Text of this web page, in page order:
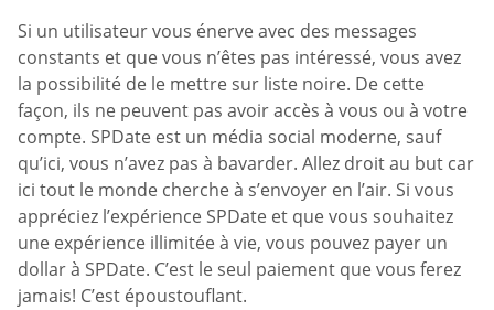
Si un utilisateur vous énerve avec des messages
constants et que vous n’êtes pas intéressé, vous avez
la possibilité de le mettre sur liste noire. De cette
façon, ils ne peuvent pas avoir accès à vous ou à votre
compte. SPDate est un média social moderne, sauf
qu’ici, vous n’avez pas à bavarder. Allez droit au but car
ici tout le monde cherche à s’envoyer en l’air. Si vous
appréciez l’expérience SPDate et que vous souhaitez
une expérience illimitée à vie, vous pouvez payer un
dollar à SPDate. C’est le seul paiement que vous ferez
jamais! C’est époustouflant.